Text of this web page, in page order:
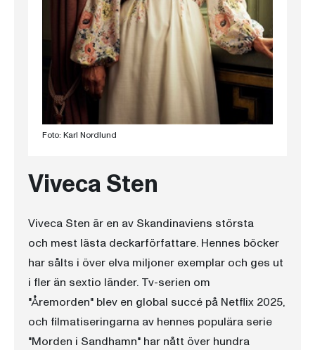
Foto: Karl Nordlund
Viveca Sten
Viveca Sten är en av Skandinaviens största
och mest lästa deckarförfattare. Hennes böcker
har sålts i över elva miljoner exemplar och ges ut
i fler än sextio länder. Tv-serien om
"Åremorden" blev en global succé på Netflix 2025,
och filmatiseringarna av hennes populära serie
"Morden i Sandhamn" har nått över hundra